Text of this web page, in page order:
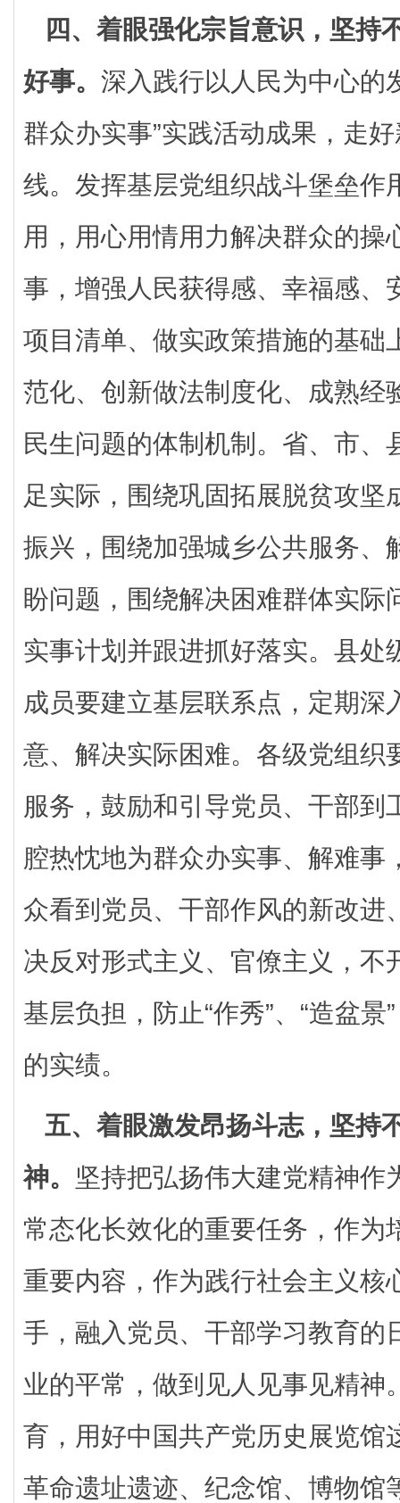
四、着眼强化宗旨意识，坚持
好事。 深入践行以人民为中心的
群众办实事”实践活动成果，走
线。发挥基层党组织战斗堡垒作
用，用心用情用力解决群众的操
事，增强人民获得感、幸福感、
项目清单、做实政策措施的基础
范化、创新做法制度化、成熟经
民生问题的体制机制。省、市、
足实际，围绕巩固拓展脱贫攻坚
振兴，围绕加强城乡公共服务、
盼问题，围绕解决困难群体实际
实事计划并跟进抓好落实。县处
成员要建立基层联系点，定期深
意、解决实际困难。各级党组织
服务，鼓励和引导党员、干部到
腔热忱地为群众办实事、解难事
众看到党员、干部作风的新改进
决反对形式主义、官僚主义，不
基层负担，防止“作秀”、“造盆
的实绩。
五、着眼激发昂扬斗志，坚持
神。 坚持把弘扬伟大建党精神作
常态化长效化的重要任务，作为
重要内容，作为践行社会主义核
手，融入党员、干部学习教育的
业的平常，做到见人见事见精神
育，用好中国共产党历史展览馆
革命遗址遗迹、纪念馆、博物馆